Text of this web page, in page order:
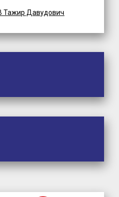
Давудович